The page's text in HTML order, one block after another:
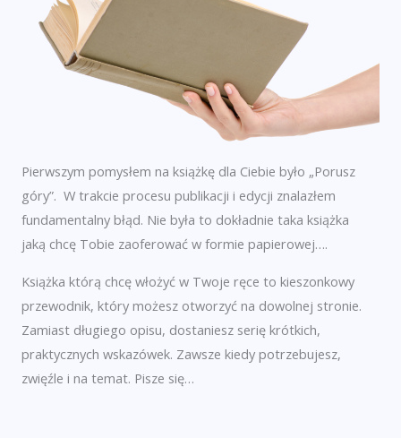
Pierwszym pomysłem na książkę dla Ciebie było „Porusz
góry”. W trakcie procesu publikacji i edycji znalazłem
fundamentalny błąd. Nie była to dokładnie taka książka
jaką chcę Tobie zaoferować w formie papierowej….
Książka którą chcę włożyć w Twoje ręce to kieszonkowy
przewodnik, który możesz otworzyć na dowolnej stronie.
Zamiast długiego opisu, dostaniesz serię krótkich,
praktycznych wskazówek. Zawsze kiedy potrzebujesz,
zwięźle i na temat. Pisze się…